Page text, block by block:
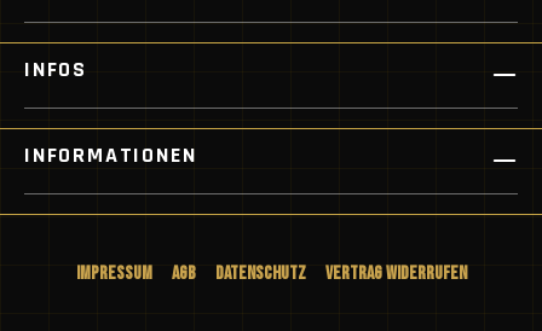
INFOS
INFORMATIONEN
Impressum AGB Datenschutz Vertrag widerrufen